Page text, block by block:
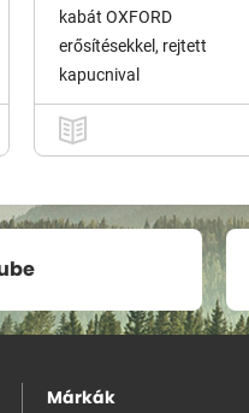
kabát OXFORD
erősítésekkel, rejtett
kapucnival
Márkák